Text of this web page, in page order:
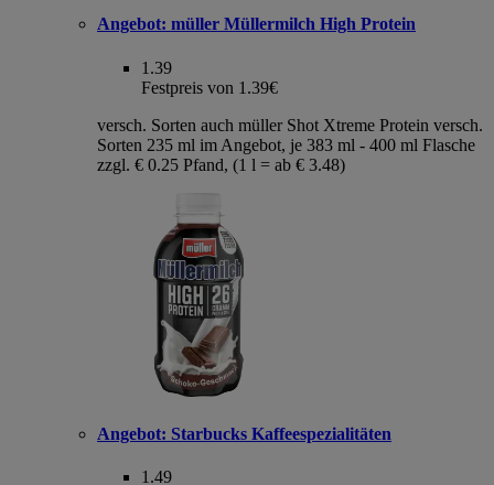
Angebot: müller Müllermilch High Protein
1.39
Festpreis von 1.39€
versch. Sorten auch müller Shot Xtreme Protein versch.
Sorten 235 ml im Angebot, je 383 ml - 400 ml Flasche
zzgl. € 0.25 Pfand, (1 l = ab € 3.48)
Angebot: Starbucks Kaffeespezialitäten
1.49